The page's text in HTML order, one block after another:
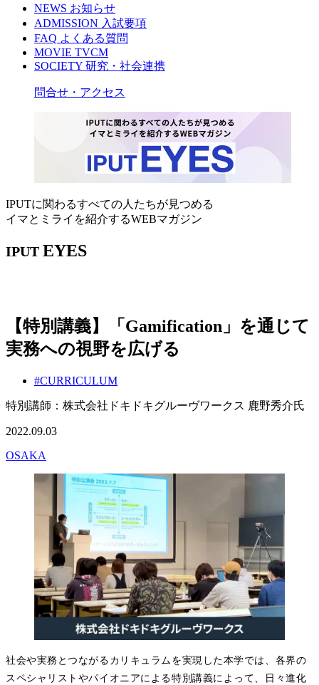
NEWS お知らせ
ADMISSION 入試要項
FAQ よくある質問
MOVIE TVCM
SOCIETY 研究・社会連携
問合せ・アクセス
IPUTに関わるすべての人たちが見つめる
イマとミライを紹介するWEBマガジン
IPUT EYES
【特別講義】「Gamification」を通じて
実務への視野を広げる
#CURRICULUM
特別講師：株式会社ドキドキグルーヴワークス 鹿野秀介氏
2022.09.03
OSAKA
社会や実務とつながるカリキュラムを実現した本学では、各界の
スペシャリストやパイオニアによる特別講義によって、日々進化